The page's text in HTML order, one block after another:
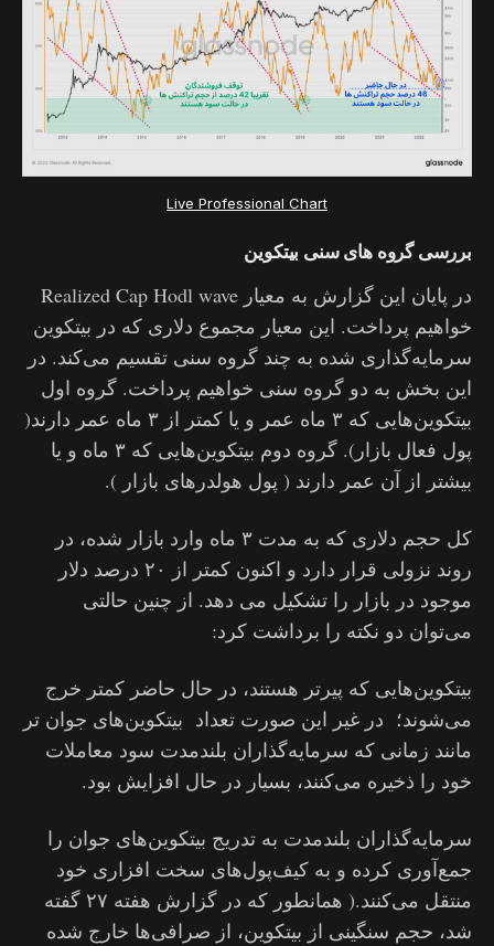
Live Professional Chart
بررسی گروه های سنی بیتکوین
در پایان این گزارش به معیار Realized Cap Hodl wave
خواهیم پرداخت. این معیار مجموع دلاری که در بیتکوین
سرمایه‌گذاری شده به چند گروه سنی تقسیم می‌کند. در
این بخش به دو گروه سنی خواهیم پرداخت. گروه اول
بیتکوین‌هایی که ۳ ماه عمر و یا کمتر از ۳ ماه عمر دارند(
پول فعال بازار). گروه دوم بیتکوین‌هایی که ۳ ماه و یا
بیشتر از آن عمر دارند ( پول هولدرهای بازار ).
کل حجم دلاری که به مدت ۳ ماه وارد بازار شده، در
روند نزولی قرار دارد و اکنون کمتر از ۲۰ درصد دلار
موجود در بازار را تشکیل می دهد. از چنین حالتی
می‌توان دو نکته را برداشت کرد:
بیتکوین‌هایی که پیرتر هستند، در حال حاضر کمتر خرج
می‌شوند؛ در غیر این صورت تعداد بیتکوین‌های جوان تر
مانند زمانی که سرمایه‌گذاران بلندمدت سود معاملات
خود را ذخیره می‌کنند، بسیار در حال افزایش بود.
سرمایه‌گذاران بلندمدت به تدریج بیتکوین‌های جوان را
جمع‌آوری کرده و به کیف‌پول‌های سخت افزاری خود
منتقل می‌کنند.( همانطور که در گزارش هفته ۲۷ گفته
شد، حجم سنگینی از بیتکوین، از صرافی‌ها خارج شده